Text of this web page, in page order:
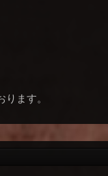
ます。